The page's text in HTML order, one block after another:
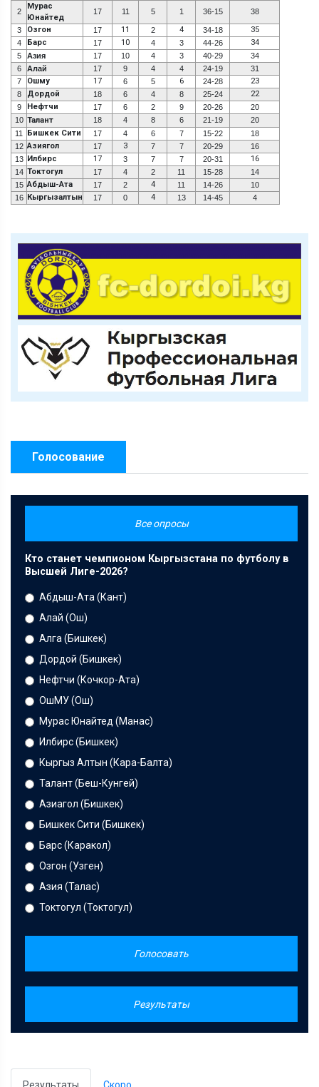
2
Мурас
Юнайтед
17 11 5 1 36-15 38
3 Озгон 17 11 2 4 34-18 35
4 Барс 17 10 4 3 44-26 34
5 Азия 17 10 4 3 40-29
34
6
Алай 17 9 4 4 24-19
31
7
Ошму 17 6 5 6 24-28 23
8 Дордой 18 6 4 8 25-24 22
9 Нефтчи 17 6 2 9 20-26
20
10 Талант 18 4 8 6 21-19
20
11
Бишкек Сити 17 4 6 7 15-22
18
12 Азиягол 17 3 7 7 20-29
16
13 Илбирс 17 3 7 7 20-31 16
14 Токтогул 17 4 2 11 15-28
14
15 Абдыш-Ата 17 2 4 11 14-26
10
16 Кыргызалтын 17 0 4 13 14-45 4
Голосование
Все опросы
Кто станет чемпионом Кыргызстана по футболу в
Высшей Лиге-2026?
Абдыш-Ата (Кант)
Алай (Ош)
Алга (Бишкек)
Дордой (Бишкек)
Нефтчи (Кочкор-Ата)
ОшМУ (Ош)
Мурас Юнайтед (Манас)
Илбирс (Бишкек)
Кыргыз Алтын (Кара-Балта)
Талант (Беш-Кунгей)
Азиагол (Бишкек)
Бишкек Сити (Бишкек)
Барс (Каракол)
Озгон (Узген)
Азия (Талас)
Токтогул (Токтогул)
Голосовать
Результаты
Результаты Скоро